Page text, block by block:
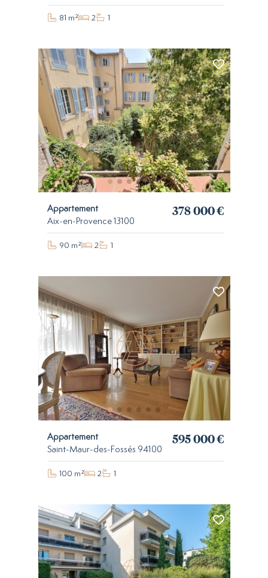
81 m² 2 1
Appartement
Aix-en-Provence 13100
378 000 €
90 m² 2 1
Appartement
Saint-Maur-des-Fossés 94100
595 000 €
100 m² 2 1